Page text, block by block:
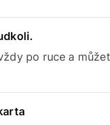
po ruce a